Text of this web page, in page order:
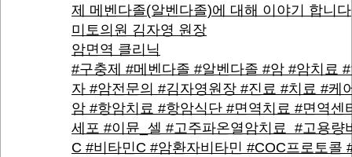
제 메벤다졸(알벤다졸)에 대해 이야기 합니다
미토의원 김자영 원장
암면역 클리닉
#구충제 #메벤다졸 #알벤다졸 #암 #암치료
자 #암전문의 #김자영원장 #진료 #치료 #케
암 #항암치료 #항암식단 #면역치료 #면역센
세포 #이뮨_셀 #고주파온열암치료 #고용량
C #비타민C #암환자비타민 #COC프로토콜